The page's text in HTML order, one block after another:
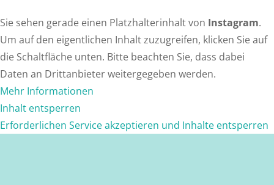
Sie sehen gerade einen Platzhalterinhalt von Instagram.
Um auf den eigentlichen Inhalt zuzugreifen, klicken Sie auf
die Schaltfläche unten. Bitte beachten Sie, dass dabei
Daten an Drittanbieter weitergegeben werden.
Mehr Informationen
Inhalt entsperren
Erforderlichen Service akzeptieren und Inhalte entsperren